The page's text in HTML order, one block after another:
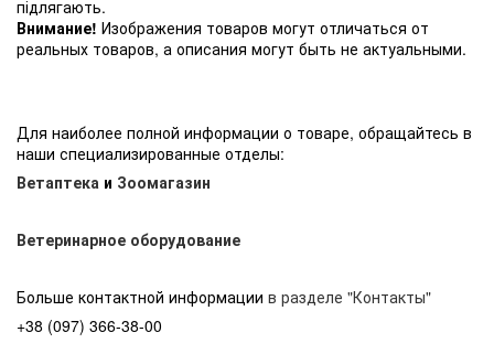
підлягають.
Внимание! Изображения товаров могут отличаться от
реальных товаров, а описания могут быть не актуальными.
Для наиболее полной информации о товаре, обращайтесь в
наши специализированные отделы:
Ветаптека и Зоомагазин
Ветеринарное оборудование
Больше контактной информации в разделе "Контакты"
+38 (097) 366-38-00